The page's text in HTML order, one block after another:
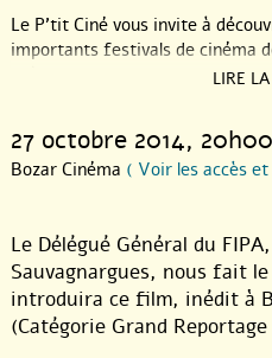
Le P’tit Ciné vous invite à
importants festivals de cinéma
présence de leur directeur
leur sélection précédente qu’ils
LIRE
27 octobre 2014, 20h00
Bozar Cinéma ( Voir les accès
Le Délégué Général du
Sauvagnargues, nous fait
introduira ce film, inédit à
(Catégorie Grand